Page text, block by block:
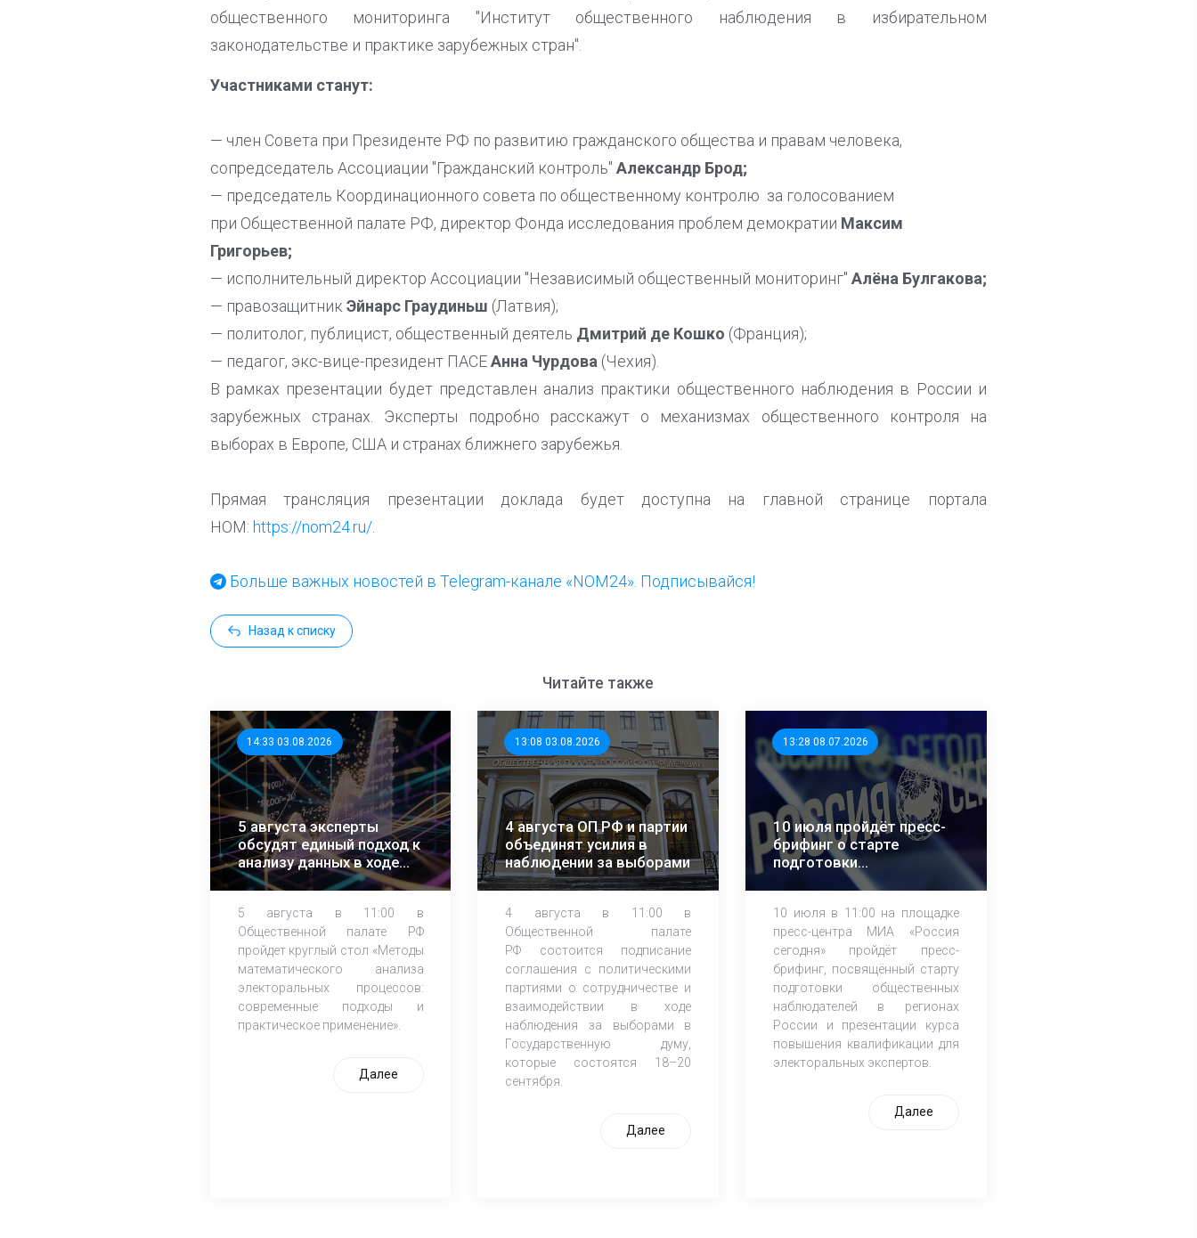
общественного мониторинга "Институт общественного наблюдения в избирательном
законодательстве и практике зарубежных стран".
Участниками станут:
— член Совета при Президенте РФ по развитию гражданского общества и правам человека,
сопредседатель Ассоциации "Гражданский контроль" Александр Брод;
— председатель Координационного совета по общественному контролю за голосованием
при Общественной палате РФ, директор Фонда исследования проблем демократии Максим
Григорьев;
— исполнительный директор Ассоциации "Независимый общественный мониторинг" Алёна Булгакова;
— правозащитник Эйнарс Граудиньш (Латвия);
— политолог, публицист, общественный деятель Дмитрий де Кошко (Франция);
— педагог, экс-вице-президент ПАСЕАнна Чурдова (Чехия).
В рамках презентации будет представлен анализ практики общественного наблюдения в России и
зарубежных странах. Эксперты подробно расскажут о механизмах общественного контроля на
выборах в Европе, США и странах ближнего зарубежья.
Прямая трансляция презентации доклада будет доступна на главной странице портала
НОМ: https://nom24.ru/.
Больше важных новостей в Telegram-канале «NOM24». Подписывайся!
Назад к списку
Читайте также
14:33 03.08.2026
5 августа эксперты
обсудят единый подход к
анализу данных в ходе
ЕДГ-2026
5 августа в 11:00 в
Общественной палате РФ
пройдет круглый стол «Методы
математического анализа
электоральных процессов:
современные подходы и
практическое применение».
Далее
13:08 03.08.2026
4 августа ОП РФ и партии
объединят усилия в
наблюдении за выборами
4 августа в 11:00 в
Общественной палате
РФ состоится подписание
соглашения с политическими
партиями о сотрудничестве и
взаимодействии в ходе
наблюдения за выборами в
Государственную думу,
которые состоятся 18–20
сентября.
Далее
13:28 08.07.2026
10 июля пройдёт пресс-
брифинг о старте
подготовки
общественных
10 июля в 11:00 на площадке
пресс-центра МИА «Россия
сегодня» пройдёт пресс-
брифинг, посвящённый cтарту
подготовки общественных
наблюдателей в регионах
России и презентации курса
повышения квалификации для
электоральных экспертов.
Далее